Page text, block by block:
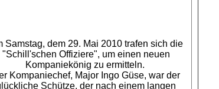
Samstag, dem 29. Mai 2010 trafen sich die
"Schill'schen Offiziere", um einen neuen
Kompaniekönig zu ermitteln.
Kompaniechef, Major Ingo Güse, war der
Schütze, der nach einem langen